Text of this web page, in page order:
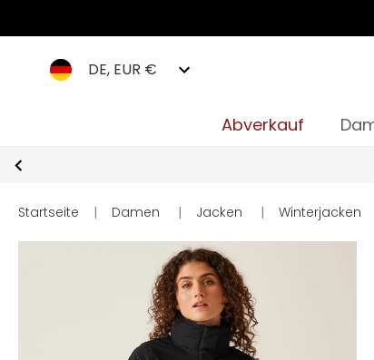
DE, EUR €
Abverkauf
Startseite | Damen | Jacken | Winterjacken